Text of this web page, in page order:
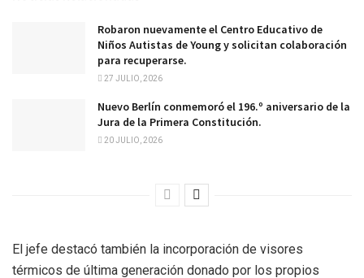
Robaron nuevamente el Centro Educativo de
Niños Autistas de Young y solicitan colaboración
para recuperarse.
27 JULIO, 2026
Nuevo Berlín conmemoró el 196.º aniversario de la
Jura de la Primera Constitución.
20 JULIO, 2026
El jefe destacó también la incorporación de visores
térmicos de última generación donado por los propios